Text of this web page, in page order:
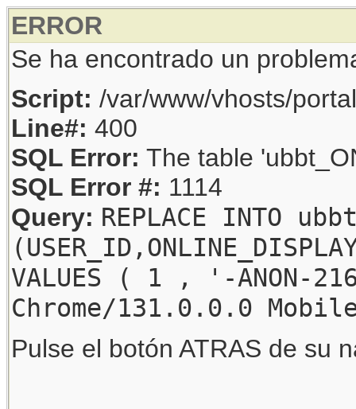
ERROR
Se ha encontrado un
Script: /var/www/vhosts/
Line#: 400
SQL Error: The table
SQL Error #: 1114
Query: REPLACE INTO
VALUES ( 1 , '-
Chrome/131.0.0.0
Pulse el botón ATRAS de su